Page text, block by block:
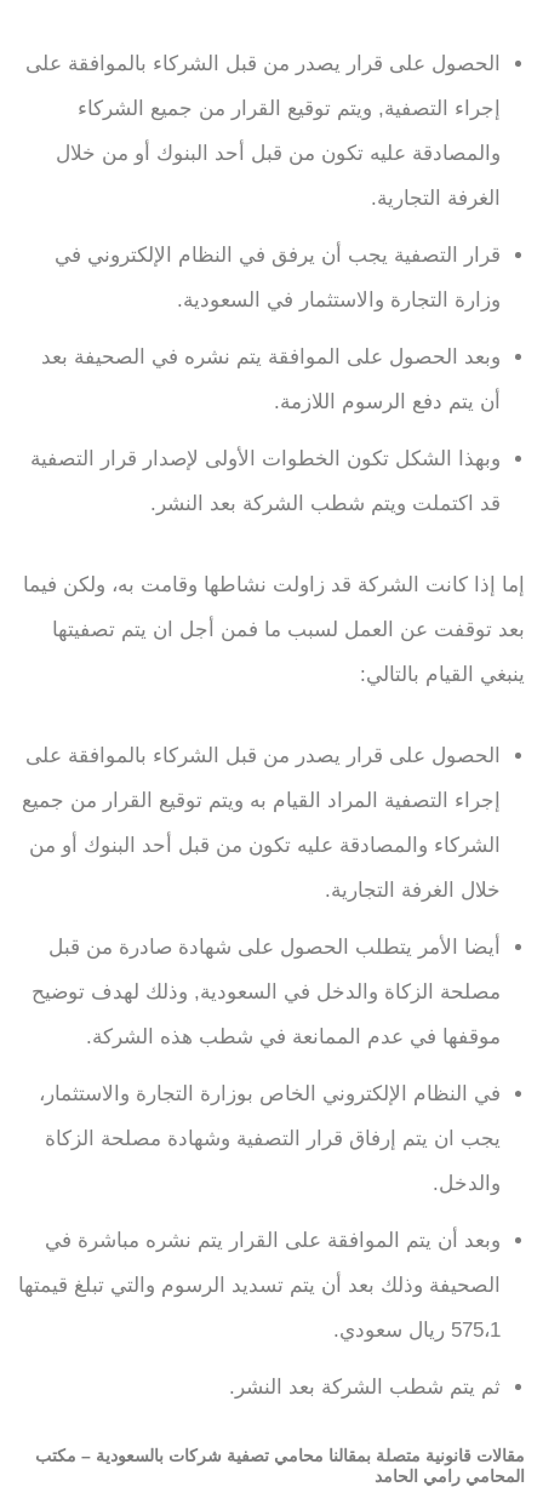
الحصول على قرار يصدر من قبل الشركاء بالموافقة على
إجراء التصفية, ويتم توقيع القرار من جميع الشركاء
والمصادقة عليه تكون من قبل أحد البنوك أو من خلال
الغرفة التجارية.
قرار التصفية يجب أن يرفق في النظام الإلكتروني في
وزارة التجارة والاستثمار في السعودية.
وبعد الحصول على الموافقة يتم نشره في الصحيفة بعد
أن يتم دفع الرسوم اللازمة.
وبهذا الشكل تكون الخطوات الأولى لإصدار قرار التصفية
قد اكتملت ويتم شطب الشركة بعد النشر.
إما إذا كانت الشركة قد زاولت نشاطها وقامت به، ولكن فيما
بعد توقفت عن العمل لسبب ما فمن أجل ان يتم تصفيتها
ينبغي القيام بالتالي:
الحصول على قرار يصدر من قبل الشركاء بالموافقة على
إجراء التصفية المراد القيام به ويتم توقيع القرار من جميع
الشركاء والمصادقة عليه تكون من قبل أحد البنوك أو من
خلال الغرفة التجارية.
أيضا الأمر يتطلب الحصول على شهادة صادرة من قبل
مصلحة الزكاة والدخل في السعودية, وذلك لهدف توضيح
موقفها في عدم الممانعة في شطب هذه الشركة.
في النظام الإلكتروني الخاص بوزارة التجارة والاستثمار،
يجب ان يتم إرفاق قرار التصفية وشهادة مصلحة الزكاة
والدخل.
وبعد أن يتم الموافقة على القرار يتم نشره مباشرة في
الصحيفة وذلك بعد أن يتم تسديد الرسوم والتي تبلغ قيمتها
575،1 ريال سعودي.
ثم يتم شطب الشركة بعد النشر.
مقالات قانونية متصلة بمقالنا محامي تصفية شركات بالسعودية – مكتب
المحامي رامي الحامد